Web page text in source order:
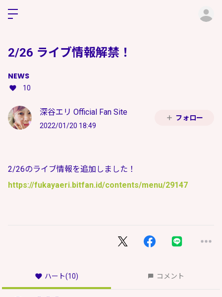
2/26 ライブ情報解禁！
NEWS
10
深谷エリ Official Fan Site
2022/01/20 18:49
フォロー
2/26のライブ情報を追加しました！
https://fukayaeri.bitfan.id/contents/menu/29147
ハート(10) コメント